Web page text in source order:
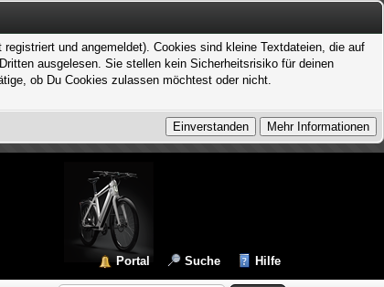
und angemeldet). Cookies sind kleine Textdateien, die auf
ausgelesen. Sie stellen kein Sicherheitsrisiko für deinen
ob Du Cookies zulassen möchtest oder nicht.
Portal Suche Hilfe